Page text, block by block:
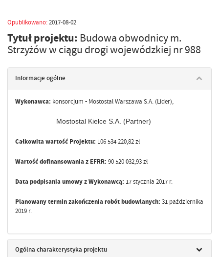
Opublikowano:2017-08-02
Tytuł projektu: Budowa obwodnicy m.
Strzyżów w ciągu drogi wojewódzkiej nr 988
Informacje ogólne
Wykonawca: konsorcjum - Mostostal Warszawa S.A. (Lider),
Mostostal Kielce S.A. (Partner)
Całkowita wartość Projektu: 106 534 220,82 zł
Wartość dofinansowania z EFRR: 90 520 032,93 zł
Data podpisania umowy z Wykonawcą: 17 stycznia 2017 r.
Planowany termin zakończenia robót budowlanych: 31 października
2019 r.
Ogólna charakterystyka projektu